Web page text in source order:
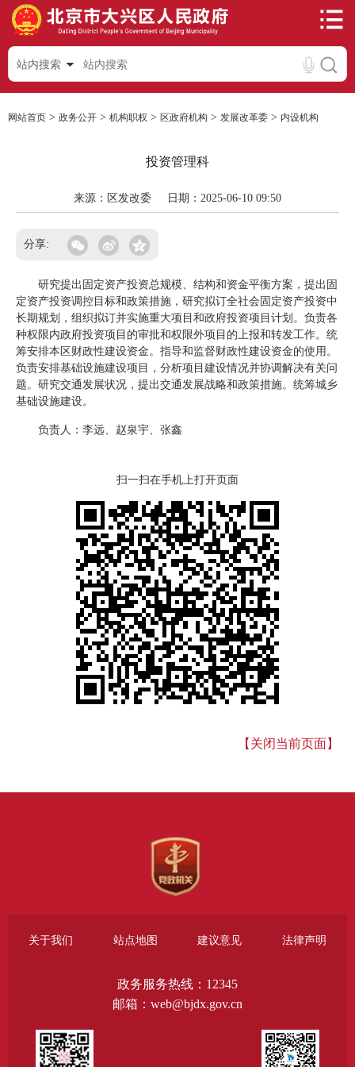
站内搜索
网站首页 > 政务公开 > 机构职权 > 区政府机构 > 发展改革委 > 内设机构
投资管理科
来源：区发改委 日期：2025-06-10 09:50
分享:
研究提出固定资产投资总规模、结构和资金平衡方案，提出固
定资产投资调控目标和政策措施，研究拟订全社会固定资产投资中
长期规划，组织拟订并实施重大项目和政府投资项目计划。负责各
种权限内政府投资项目的审批和权限外项目的上报和转发工作。统
筹安排本区财政性建设资金。指导和监督财政性建设资金的使用。
负责安排基础设施建设项目，分析项目建设情况并协调解决有关问
题。研究交通发展状况，提出交通发展战略和政策措施。统筹城乡
基础设施建设。
负责人：李远、赵泉宇、张鑫
扫一扫在手机上打开页面
【关闭当前页面】
关于我们 站点地图 建议意见 法律声明
政务服务热线：12345
邮箱：web@bjdx.gov.cn